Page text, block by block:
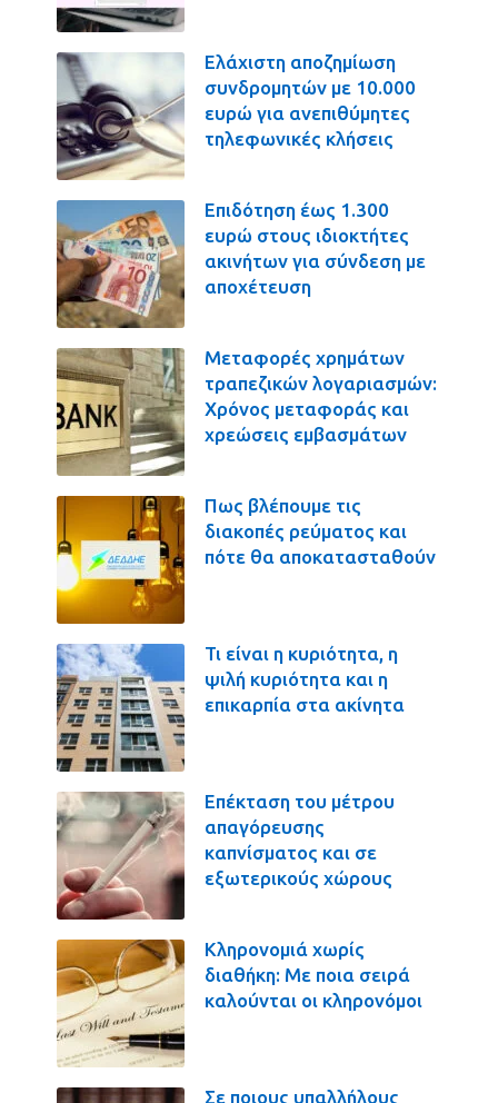
Ελάχιστη αποζημίωση
συνδρομητών με 10.000
ευρώ για ανεπιθύμητες
τηλεφωνικές κλήσεις
Επιδότηση έως 1.300
ευρώ στους ιδιοκτήτες
ακινήτων για σύνδεση με
αποχέτευση
Μεταφορές χρημάτων
τραπεζικών λογαριασμών:
Χρόνος μεταφοράς και
χρεώσεις εμβασμάτων
Πως βλέπουμε τις
διακοπές ρεύματος και
πότε θα αποκατασταθούν
Τι είναι η κυριότητα, η
ψιλή κυριότητα και η
επικαρπία στα ακίνητα
Επέκταση του μέτρου
απαγόρευσης
καπνίσματος και σε
εξωτερικούς χώρους
Κληρονομιά χωρίς
διαθήκη: Με ποια σειρά
καλούνται οι κληρονόμοι
Σε ποιους υπαλλήλους